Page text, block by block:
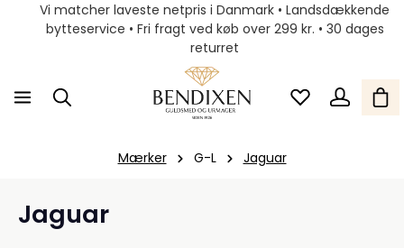
Vi matcher laveste netpris i Danmark • Landsdækkende
bytteservice • Fri fragt ved køb over 299 kr. • 30 dages
returret
Mærker G-L Jaguar
Jaguar